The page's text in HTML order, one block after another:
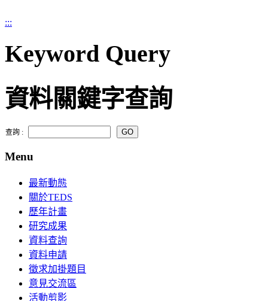
:::
Keyword Query
資料關鍵字查詢
查詢 :
Menu
最新動態
關於TEDS
歷年計畫
研究成果
資料查詢
資料申請
徵求加掛題目
意見交流區
活動剪影